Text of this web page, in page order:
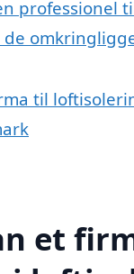
professionel
til
et